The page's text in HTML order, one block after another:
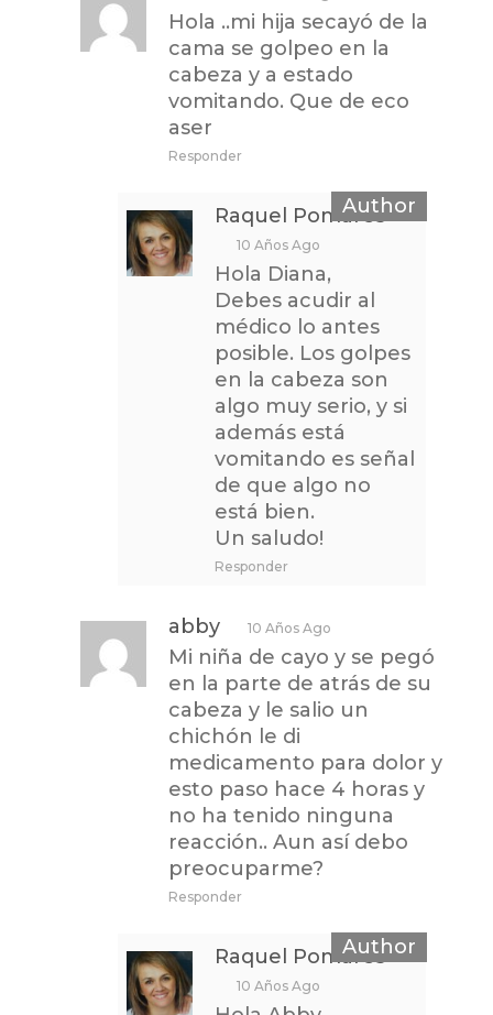
Hola ..mi hija secayó de la
cama se golpeo en la
cabeza y a estado
vomitando. Que de eco
aser
Responder
Raquel Pomares
10 Años Ago
Hola Diana,
Debes acudir al
médico lo antes
posible. Los golpes
en la cabeza son
algo muy serio, y si
además está
vomitando es señal
de que algo no
está bien.
Un saludo!
Responder
abby 10 Años Ago
Mi niña de cayo y se pegó
en la parte de atrás de su
cabeza y le salio un
chichón le di
medicamento para dolor y
esto paso hace 4 horas y
no ha tenido ninguna
reacción.. Aun así debo
preocuparme?
Responder
Raquel Pomares
10 Años Ago